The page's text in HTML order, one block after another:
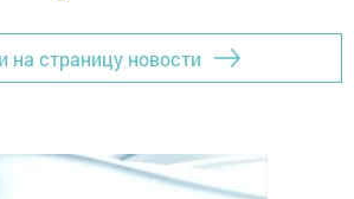
на страницу новости